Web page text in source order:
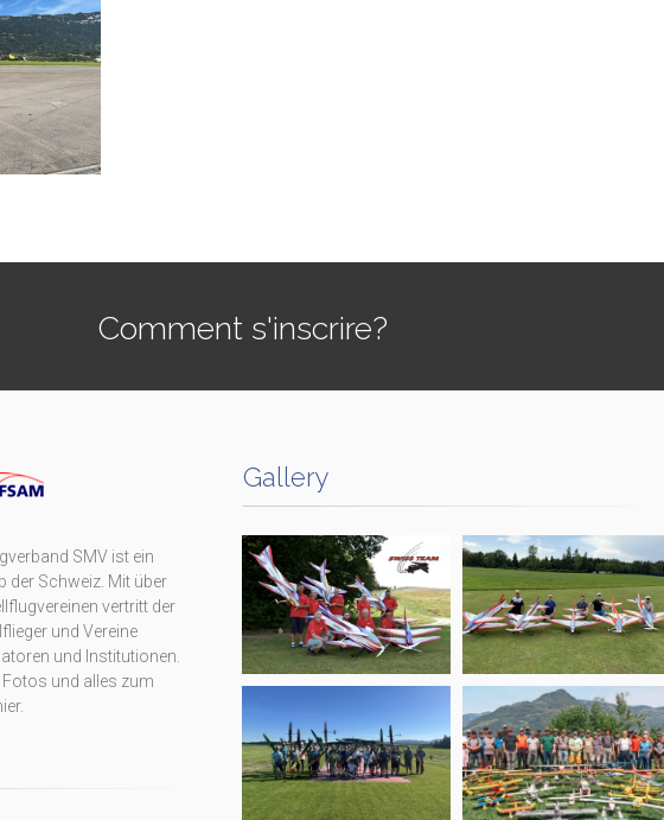
Comment s'inscrire?
SMV ist ein
der Schweiz. Mit über
vertritt der
und Vereine
und Institutionen.
und alles zum
Gallery